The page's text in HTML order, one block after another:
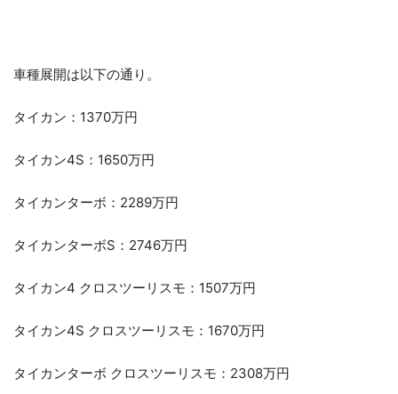
車種展開は以下の通り。
タイカン：1370万円
タイカン4S：1650万円
タイカンターボ：2289万円
タイカンターボS：2746万円
タイカン4 クロスツーリスモ：1507万円
タイカン4S クロスツーリスモ：1670万円
タイカンターボ クロスツーリスモ：2308万円